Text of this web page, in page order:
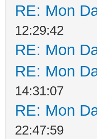
RE: Mon
12:29:42
RE: Mon
RE: Mon
14:31:07
RE: Mon
22:47:59